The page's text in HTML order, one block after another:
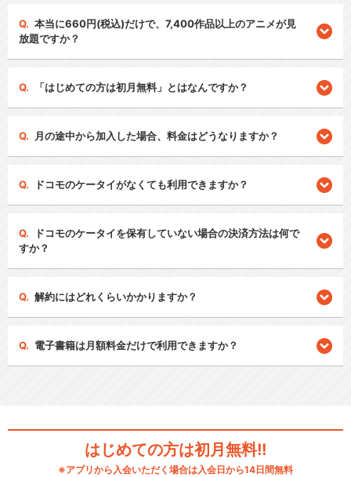
本当に660円(税込)だけで、7,400作品以上のアニメが見
放題ですか？
「はじめての方は初月無料」とはなんですか？
月の途中から加入した場合、料金はどうなりますか？
ドコモのケータイがなくても利用できますか？
ドコモのケータイを保有していない場合の決済方法は何で
すか？
解約にはどれくらいかかりますか？
電子書籍は月額料金だけで利用できますか？
はじめての方は初月無料!!
※アプリから入会いただく場合は入会日から14日間無料